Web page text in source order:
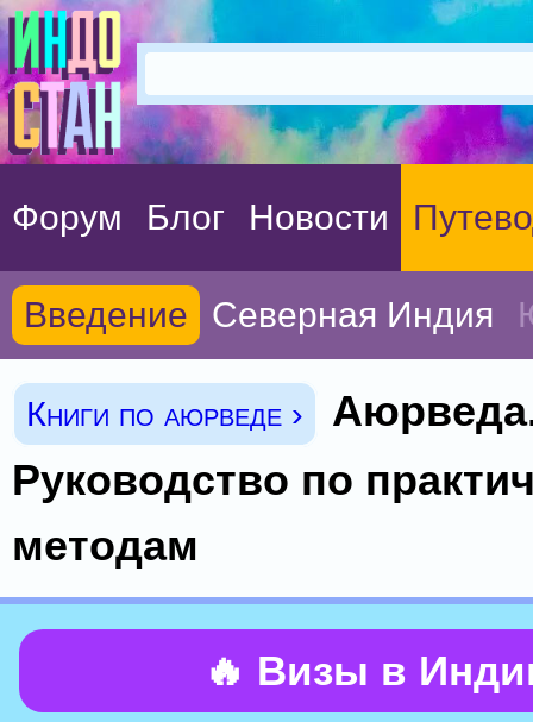
Форум Блог Новости
Введение Северная Индия
Книги по аюрведе ›
Руководство по
методам
🔥 Визы в